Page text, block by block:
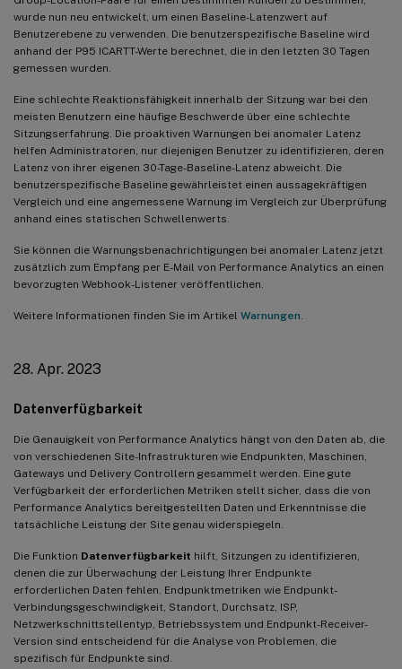
wurde nun neu entwickelt, um einen Baseline-Latenzwert auf
Benutzerebene zu verwenden. Die benutzerspezifische Baseline wird
anhand der P95 ICARTT-Werte berechnet, die in den letzten 30 Tagen
gemessen wurden.
Eine schlechte Reaktionsfähigkeit innerhalb der Sitzung war bei den
meisten Benutzern eine häufige Beschwerde über eine schlechte
Sitzungserfahrung. Die proaktiven Warnungen bei anomaler Latenz
helfen Administratoren, nur diejenigen Benutzer zu identifizieren, deren
Latenz von ihrer eigenen 30-Tage-Baseline-Latenz abweicht. Die
benutzerspezifische Baseline gewährleistet einen aussagekräftigen
Vergleich und eine angemessene Warnung im Vergleich zur Überprüfung
anhand eines statischen Schwellenwerts.
Sie können die Warnungsbenachrichtigungen bei anomaler Latenz jetzt
zusätzlich zum Empfang per E-Mail von Performance Analytics an einen
bevorzugten Webhook-Listener veröffentlichen.
Weitere Informationen finden Sie im Artikel Warnungen
28. Apr. 2023
Datenverfügbarkeit
Die Genauigkeit von Performance Analytics hängt von den Daten ab, die
von verschiedenen Site-Infrastrukturen wie Endpunkten, Maschinen,
Gateways und Delivery Controllern gesammelt werden. Eine gute
Verfügbarkeit der erforderlichen Metriken stellt sicher, dass die von
Performance Analytics bereitgestellten Daten und Erkenntnisse die
tatsächliche Leistung der Site genau widerspiegeln.
Die Funktion Datenverfügbarkeit hilft, Sitzungen zu identifizieren,
denen die zur Überwachung der Leistung Ihrer Endpunkte
erforderlichen Daten fehlen. Endpunktmetriken wie Endpunkt-
Verbindungsgeschwindigkeit, Standort, Durchsatz, ISP,
Netzwerkschnittstellentyp, Betriebssystem und Endpunkt-Receiver-
Version sind entscheidend für die Analyse von Problemen, die
spezifisch für Endpunkte sind.